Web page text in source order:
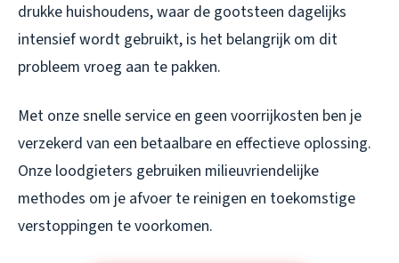
drukke huishoudens, waar de gootsteen dagelijks
intensief wordt gebruikt, is het belangrijk om dit
probleem vroeg aan te pakken.
Met onze snelle service en geen voorrijkosten ben je
verzekerd van een betaalbare en effectieve oplossing.
Onze loodgieters gebruiken milieuvriendelijke
methodes om je afvoer te reinigen en toekomstige
verstoppingen te voorkomen.